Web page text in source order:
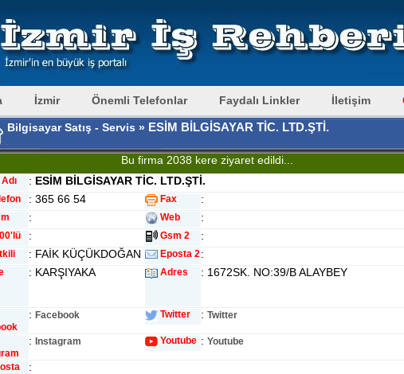
İzmir Önemli Telefonlar Faydalı Linkler İletişim
Bilgisayar Satış - Servis » ESİM BİLGİSAYAR TİC. LTD.ŞTİ.
Bu firma 2038 kere ziyaret edildi...
: ESİM BİLGİSAYAR TİC. LTD.ŞTİ.
: 365 66 54 Fax :
: Web :
: Gsm 2 :
: FAİK KÜÇÜKDOĞAN Eposta 2:
: KARŞIYAKA Adres : 1672SK. NO:39/B ALAYBEY
: Facebook Twitter : Twitter
: Instagram Youtube : Youtube
: